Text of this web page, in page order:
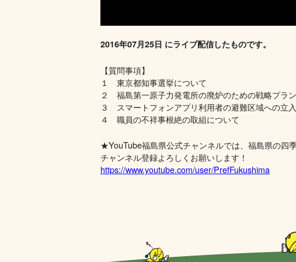
2016年07月25日 にライブ配信したものです。
【質問事項】
１ 東京都知事選挙について
２ 福島第一原子力発電所の廃炉のための戦略プラ
３ スマートフォンアプリ利用者の避難区域への立
４ 職員の不祥事根絶の取組について
★YouTube福島県公式チャンネルでは、福島県の四
チャンネル登録よろしくお願いします！
https://www.youtube.com/user/PrefFukushima